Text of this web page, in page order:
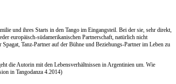
und ihres Starts in den Tango im Eingangsteil. Bei der sie, sehr direkt,
europäisch-südamerikanischen Partnerschaft, natürlich nicht
Tanz-Partner auf der Bühne und Beziehungs-Partner im Leben zu
die Autorin mit den Lebensverhältnissen in Argentinien um. Wie
in Tangodanza 4.2014)